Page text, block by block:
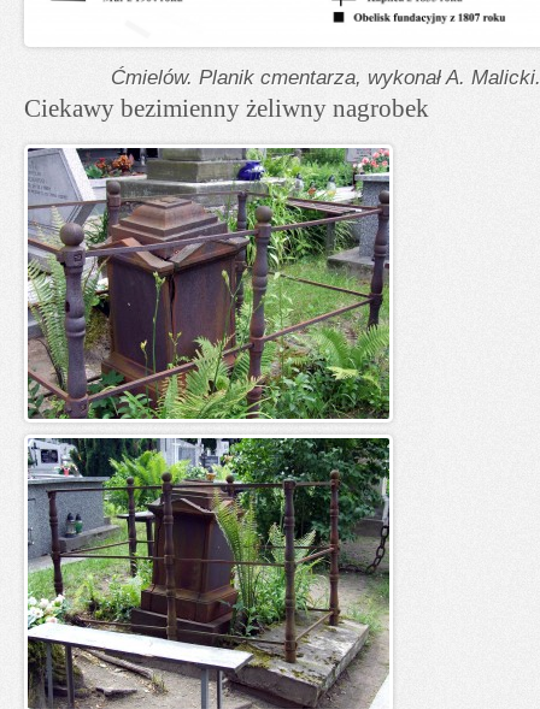
Ćmielów. Planik cmentarza, wykonał A. Malicki.
Ciekawy bezimienny żeliwny nagrobek